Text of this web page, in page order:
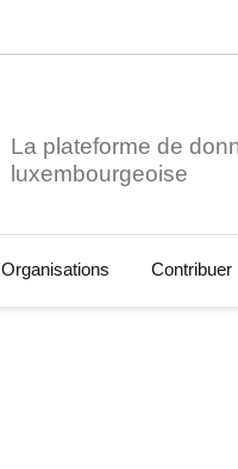
La plateforme de
Organisations Contribuer